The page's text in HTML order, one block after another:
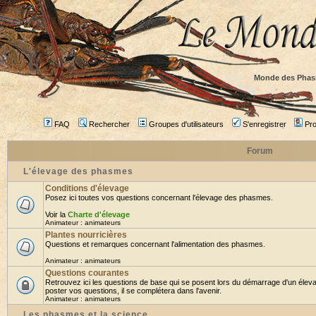
Monde des
FAQ Rechercher Groupes d'utilisateurs S'enregistrer
Forum
L'élevage des phasmes
Conditions d'élevage
Posez ici toutes vos questions concernant l'élevage des phasmes.
Voir la Charte d'élevage
Animateur : animateurs
Plantes nourricières
Questions et remarques concernant l'alimentation des phasmes.
Animateur : animateurs
Questions courantes
Retrouvez ici les questions de base qui se posent lors du démarrage d'un
poster vos questions, il se complétera dans l'avenir.
Animateur : animateurs